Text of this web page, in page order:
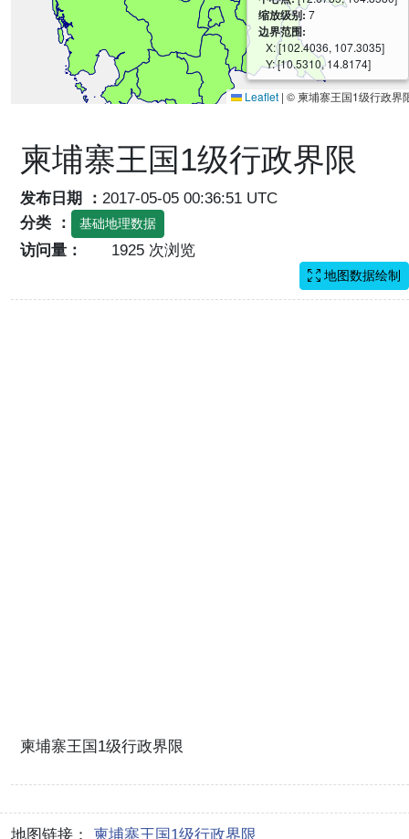
缩放级别:7
边界范围:
X: [102.4036, 107.3035]
Y: [10.5310, 14.8174]
Leaflet | © 柬埔寨王国1级行政界
柬埔寨王国1级行政界限
发布日期 ： 2017-05-05 00:36:51 UTC
分类 ：
基础地理数据
访问量： 1925 次浏览
地图数据绘制
柬埔寨王国1级行政界限
地图链接： 柬埔寨王国1级行政界限